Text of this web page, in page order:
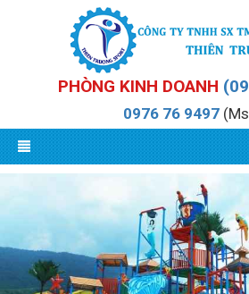
PHÒNG KINH DOANH
0976 76 9497